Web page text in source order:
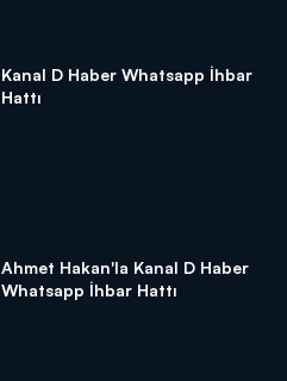
Kanal D Haber Whatsapp İhbar
Hattı
Ahmet Hakan'la Kanal D Haber
Whatsapp İhbar Hattı